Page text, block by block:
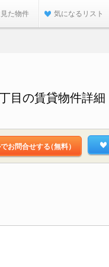
た物件 気になるリスト
目の賃貸物件詳細
でお問合せする（無料）